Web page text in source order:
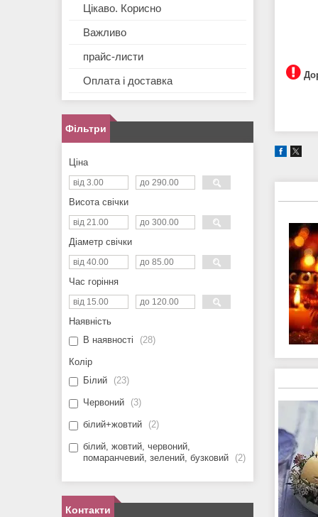
Цікаво. Корисно
Важливо
прайс-листи
Оплата і доставка
Фільтри
Ціна
Висота свічки
Діаметр свічки
Час горіння
Наявність
В наявності
28
Колір
Білий
23
Червоний 3
білий+жовтий 2
білий, жовтий, червоний,
помаранчевий, зелений, бузковий
2
Контакти